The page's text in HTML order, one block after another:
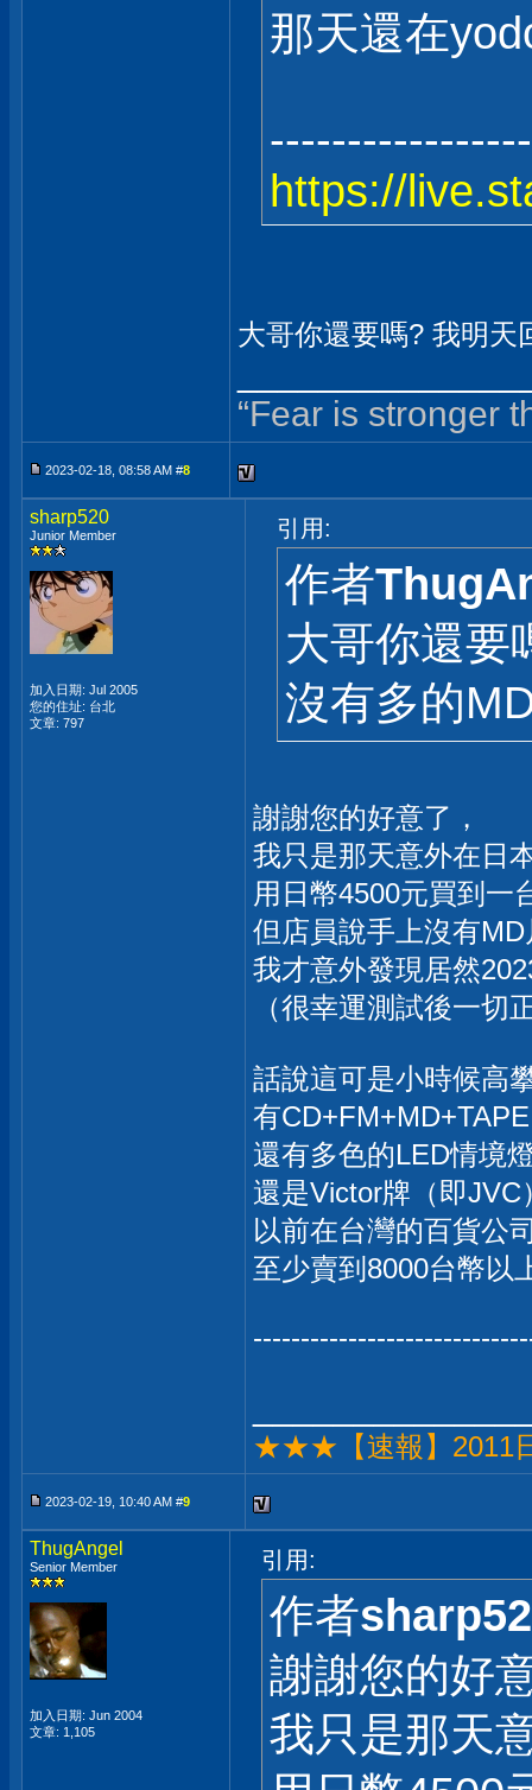
那天還在
https://
大哥你還要嗎? 我明天
“Fear is stronger
2023-02-18, 08:58 AM #8
sharp520
Junior Member
加入日期: Jul 2005
您的住址: 台北
文章: 797
引用:
作者
大哥你還要
沒有多的
謝謝您的好意了，
我只是那天意外在日
用日幣4500元買到一
但店員說手上沒有
我才意外發現居然
（很幸運測試後一切
話說這可是小時候高
有
還有多色的LED情境
還是Victor牌（即JVC
以前在台灣的百貨公
至少賣到8000台幣以
★★★【速報】2011
2023-02-19, 10:40 AM #9
ThugAngel
Senior Member
加入日期: Jun 2004
文章: 1,105
引用:
作者
謝謝您的好
我只是那天